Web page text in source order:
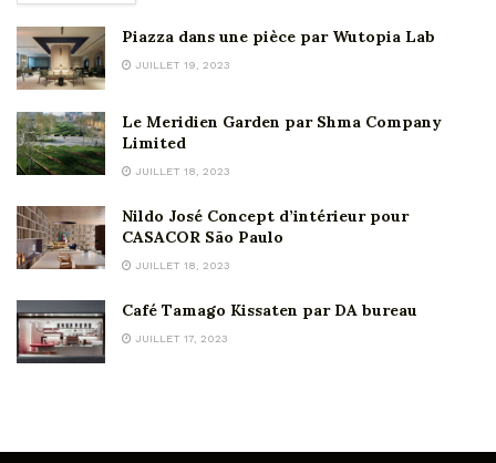
Piazza dans une pièce par Wutopia Lab
JUILLET 19, 2023
Le Meridien Garden par Shma Company
Limited
JUILLET 18, 2023
Nildo José Concept d’intérieur pour
CASACOR São Paulo
JUILLET 18, 2023
Café Tamago Kissaten par DA bureau
JUILLET 17, 2023